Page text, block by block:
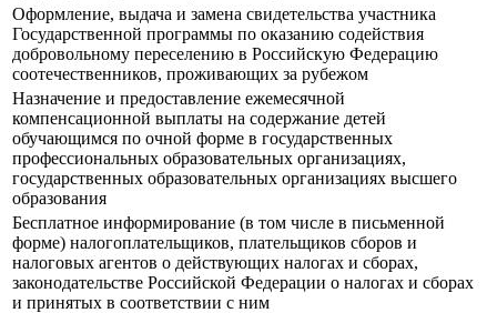
Оформление, выдача и замена свидетельства участника
Государственной программы по оказанию содействия
добровольному переселению в Российскую Федерацию
соотечественников, проживающих за рубежом
Назначение и предоставление ежемесячной
компенсационной выплаты на содержание детей
обучающимся по очной форме в государственных
профессиональных образовательных организациях,
государственных образовательных организациях высшего
образования
Бесплатное информирование (в том числе в письменной
форме) налогоплательщиков, плательщиков сборов и
налоговых агентов о действующих налогах и сборах,
законодательстве Российской Федерации о налогах и сборах
и принятых в соответствии с ним